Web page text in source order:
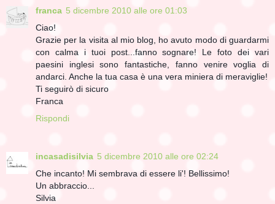
franca 5 dicembre 2010 alle ore 01:03
Ciao!
Grazie per la visita al mio blog, ho avuto modo di guardarmi
con calma i tuoi post...fanno sognare! Le foto dei vari
paesini inglesi sono fantastiche, fanno venire voglia di
andarci. Anche la tua casa è una vera miniera di meraviglie!
Ti seguirò di sicuro
Franca
Rispondi
incasadisilvia 5 dicembre 2010 alle ore 02:24
Che incanto! Mi sembrava di essere li'! Bellissimo!
Un abbraccio...
Silvia